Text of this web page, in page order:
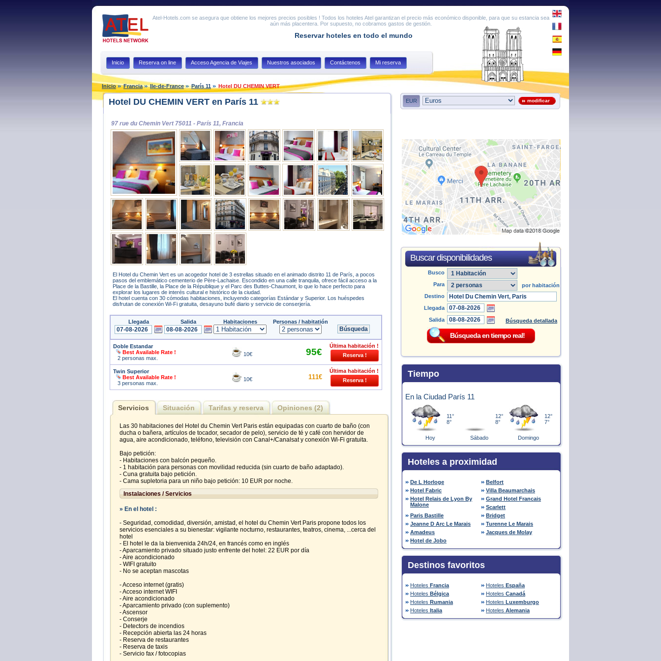
Atel-Hotels.com se asegura que obtiene los mejores precios posibles ! Todos los hoteles Atel garantizan el precio más económico disponible, para que su estancia sea
aún más placentera. Por supuesto, no cobramos gastos de gestión.
Reservar hoteles en todo el mundo
Inicio Reserva on line Acceso Agencia de Viajes Nuestros asociados Contáctenos Mi reserva
Inicio Francia Ile-de-France París 11 Hotel DU CHEMIN VERT
Hotel DU CHEMIN VERT en París 11
97 rue du Chemin Vert 75011 - París 11, Francia
El Hotel du Chemin Vert es un acogedor hotel de 3 estrellas situado en el animado distrito 11 de París, a pocos
pasos del emblemático cementerio de Père-Lachaise. Escondido en una calle tranquila, ofrece fácil acceso a la
Place de la Bastille, la Place de la République y el Parc des Buttes-Chaumont, lo que lo hace perfecto para
explorar los lugares de interés cultural e histórico de la ciudad.
El hotel cuenta con 30 cómodas habitaciones, incluyendo categorías Estándar y Superior. Los huéspedes
disfrutan de conexión Wi-Fi gratuita, desayuno bufé diario y servicio de conserjería.
Llegada Salida Habitaciones Personas / habitatión
Doble Estandar
Best Available Rate !
2 personas max.
10€ 95€
Última habitación !
Twin Superior
Best Available Rate !
3 personas max.
10€ 111€
Última habitación !
Servicios Situación Tarifas y reserva Opiniones (2)
Las 30 habitaciones del Hotel du Chemin Vert Paris están equipadas con cuarto de baño (con
ducha o bañera, artículos de tocador, secador de pelo), servicio de té y café con hervidor de
agua, aire acondicionado, teléfono, televisión con Canal+/Canalsat y conexión Wi-Fi gratuita.
Bajo petición:
- Habitaciones con balcón pequeño.
- 1 habitación para personas con movilidad reducida (sin cuarto de baño adaptado).
- Cuna gratuita bajo petición.
- Cama supletoria para un niño bajo petición: 10 EUR por noche.
Instalaciones / Servicios
» En el hotel :
- Seguridad, comodidad, diversión, amistad, el hotel du Chemin Vert Paris propone todos los
servicios esenciales a su bienestar: vigilante nocturno, restaurantes, teatros, cinema, ...cerca del
hotel
- El hotel le da la bienvenida 24h/24, en francés como en inglés
- Aparcamiento privado situado justo enfrente del hotel: 22 EUR por día
- Aire acondicionado
- WIFI gratuito
- No se aceptan mascotas
- Acceso internet (gratis)
- Acceso internet WIFI
- Aire acondicionado
- Aparcamiento privado (con suplemento)
- Ascensor
- Conserje
- Detectors de incendios
- Recepción abierta las 24 horas
- Reserva de restaurantes
- Reserva de taxis
- Servicio fax / fotocopias
EUR modificar
Buscar disponibilidades
Busco
Para
por habitación
Destino
Llegada
Salida
Búsqueda detallada
Tiempo
En la Ciudad París 11
11°
8°
12°
8°
12°
7°
Hoy Sábado Domingo
Hoteles a proximidad
De L Horloge
Belfort
Hotel Fabric
Villa Beaumarchais
Hotel Relais de Lyon By
Malone
Grand Hotel Francais
Scarlett
Paris Bastille
Bridget
Jeanne D Arc Le Marais
Turenne Le Marais
Amadeus
Jacques de Molay
Hotel de Jobo
Destinos favoritos
Hoteles Francia Hoteles España
Hoteles Bélgica Hoteles Canadá
Hoteles Rumania Hoteles Luxemburgo
Hoteles Italia Hoteles Alemania